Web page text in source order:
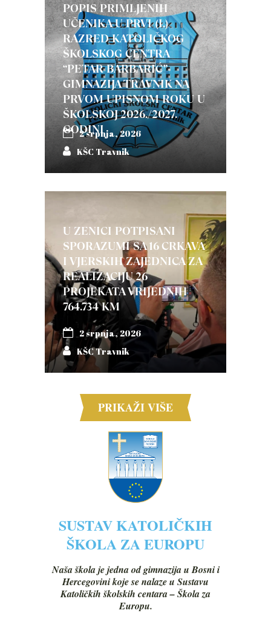
POPIS PRIMLJENIH
UČENIKA U PRVI (I.)
RAZRED KATOLIČKOG
ŠKOLSKOG CENTRA
“PETAR BARBARIĆ”-
GIMNAZIJA TRAVNIK NA
PRVOM UPISNOM ROKU U
ŠKOLSKOJ 2026./2027.
GODINI
2 srpnja, 2026
KŠC Travnik
U ZENICI POTPISANI
SPORAZUMI SA 16 CRKAVA
I VJERSKIH ZAJEDNICA ZA
REALIZACIJU 26
PROJEKATA VRIJEDNIH
764.734 KM
2 srpnja, 2026
KŠC Travnik
PRIKAŽI VIŠE
SUSTAV KATOLIČKIH
ŠKOLA ZA EUROPU
Naša škola je jedna od gimnazija u Bosni i
Hercegovini koje se nalaze u Sustavu
Katoličkih školskih centara – Škola za
Europu.